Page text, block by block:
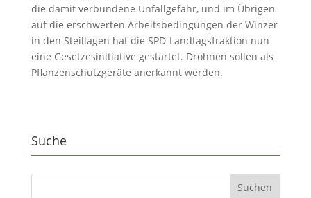
die damit verbundene Unfallgefahr, und im Übrigen
auf die erschwerten Arbeitsbedingungen der Winzer
in den Steillagen hat die SPD-Landtagsfraktion nun
eine Gesetzesinitiative gestartet. Drohnen sollen als
Pflanzenschutzgeräte anerkannt werden.
Suche